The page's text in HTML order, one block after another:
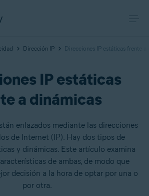
Dirección IP Direcciones IP estáticas frente a
IP estáticas
a dinámicas
enlazados mediante las direcciones
de Internet (IP). Hay dos tipos de
y dinámicas. Este artículo examina
de ambas, de modo que
decisión a la hora de optar por una o
por otra.